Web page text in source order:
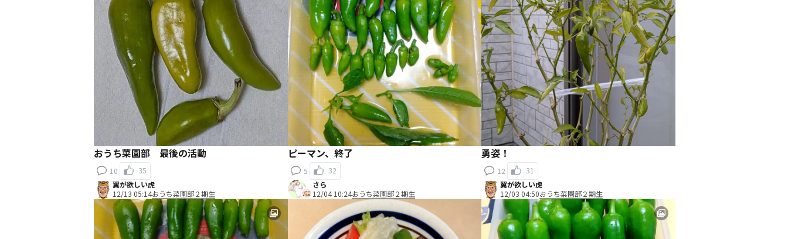
おうち菜園部 最後の活動
10 35
ピーマン、終了
5 32
勇姿！
12
31
翼が欲しい虎
12/13 05:14おうち菜園部２期生
さら
12/04 10:24おうち菜園部２期生
翼が欲しい虎
12/03 04:50おうち菜園部２期生